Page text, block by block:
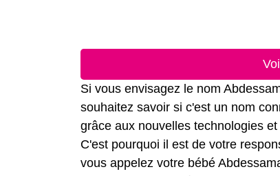
Si vous envisagez le nom
souhaitez savoir si c'est un nom
grâce aux nouvelles technologies
C'est pourquoi il est de votre
vous appelez votre bébé